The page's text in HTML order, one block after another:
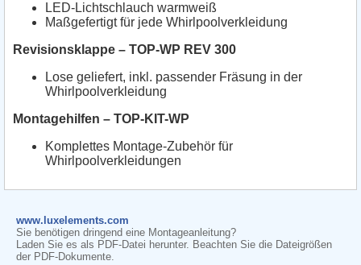
LED-Lichtschlauch warmweiß
Maßgefertigt für jede Whirlpoolverkleidung
Revisionsklappe – TOP-WP REV 300
Lose geliefert, inkl. passender Fräsung in der
Whirlpoolverkleidung
Montagehilfen – TOP-KIT-WP
Komplettes Montage-Zubehör für
Whirlpoolverkleidungen
www.luxelements.com
Sie benötigen dringend eine Montageanleitung?
Laden Sie es als PDF-Datei herunter. Beachten Sie die Dateigrößen
der PDF-Dokumente.